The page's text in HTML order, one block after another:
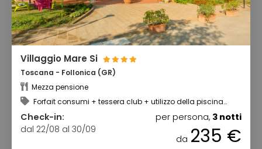
Villaggio Mare Si
Toscana - Follonica (GR)
Mezza pensione
Forfait consumi + tessera club + utilizzo della piscina
Check-in:
dal 22/08 al 30/09
per persona, 3 notti
da 235 €